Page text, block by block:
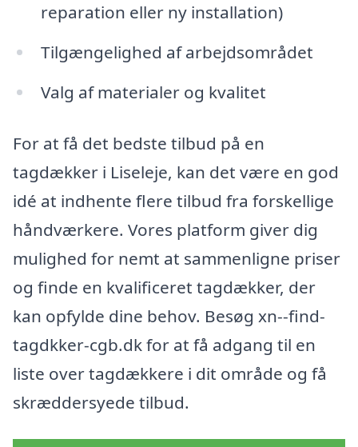
reparation eller ny installation)
Tilgængelighed af arbejdsområdet
Valg af materialer og kvalitet
For at få det bedste tilbud på en
tagdækker i Liseleje, kan det være en god
idé at indhente flere tilbud fra forskellige
håndværkere. Vores platform giver dig
mulighed for nemt at sammenligne priser
og finde en kvalificeret tagdækker, der
kan opfylde dine behov. Besøg xn--find-
tagdkker-cgb.dk for at få adgang til en
liste over tagdækkere i dit område og få
skræddersyede tilbud.